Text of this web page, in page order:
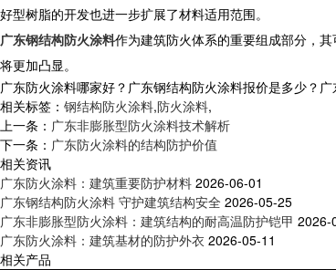
好型树脂的开发也进一步扩展了材料适用范围。
广东钢结构防火涂料作为建筑防火体系的重要组成部分，
将更加凸显。
广东防火涂料哪家好？广东钢结构防火涂料报价是多少？
相关标签： 钢结构防火涂料,防火涂料,
上一条： 广东非膨胀型防火涂料技术解析
下一条： 广东防火涂料的结构防护价值
相关资讯
广东防火涂料：建筑重要防护材料 2026-06-01
广东钢结构防火涂料 守护建筑结构安全 2026-05-25
广东非膨胀型防火涂料：建筑结构的耐高温防护铠甲 2026-
广东防火涂料：建筑基材的防护外衣 2026-05-11
相关产品